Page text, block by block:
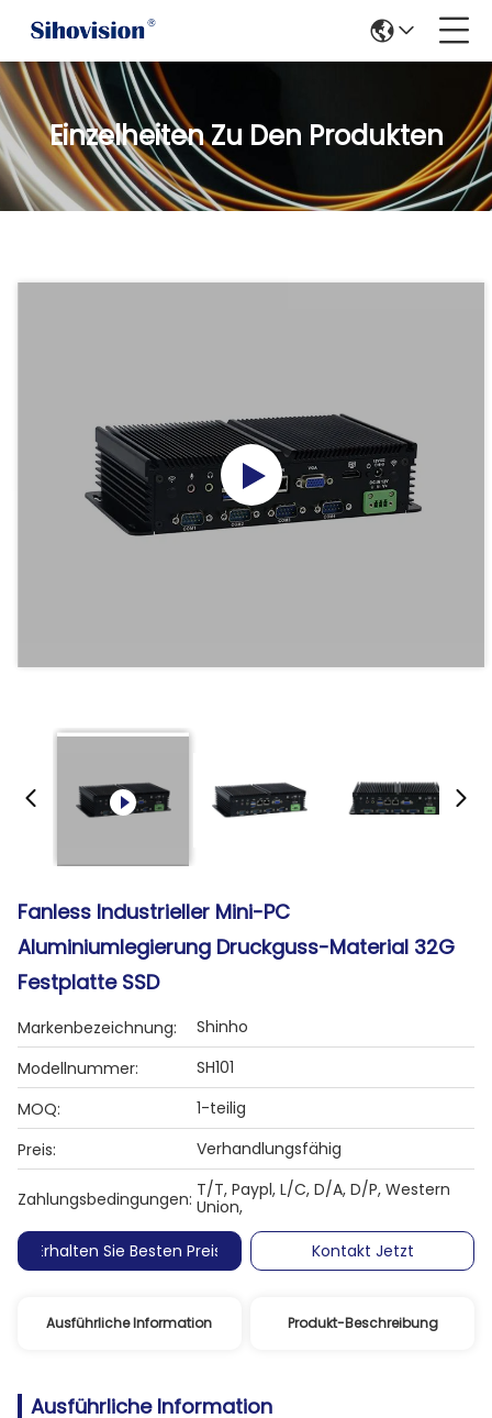
Einzelheiten Zu Den Produkten
Fanless Industrieller Mini-PC
Aluminiumlegierung Druckguss-Material 32G
Festplatte SSD
Markenbezeichnung:
Shinho
Modellnummer:
SH101
MOQ:
1-teilig
Preis:
Verhandlungsfähig
Zahlungsbedingungen: T/T, Paypl, L/C, D/A, D/P, Western
Union,
Erhalten Sie Besten Preis
Kontakt Jetzt
Ausführliche Information Produkt-Beschreibung
Ausführliche Information